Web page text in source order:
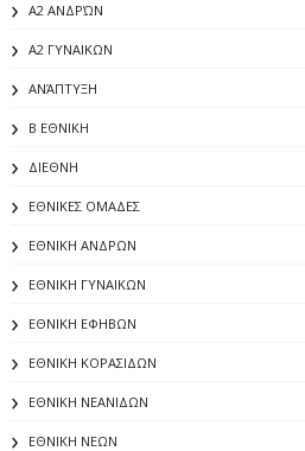
Α2 ΑΝΔΡΏΝ
Α2 ΓΥΝΑΙΚΩΝ
ΑΝΆΠΤΥΞΗ
Β ΕΘΝΙΚΗ
ΔΙΕΘΝΗ
ΕΘΝΙΚΕΣ ΟΜΑΔΕΣ
ΕΘΝΙΚΗ ΑΝΔΡΩΝ
ΕΘΝΙΚΗ ΓΥΝΑΙΚΩΝ
ΕΘΝΙΚΗ ΕΦΗΒΩΝ
ΕΘΝΙΚΗ ΚΟΡΑΣΙΔΩΝ
ΕΘΝΙΚΗ ΝΕΑΝΙΔΩΝ
ΕΘΝΙΚΗ ΝΕΩΝ